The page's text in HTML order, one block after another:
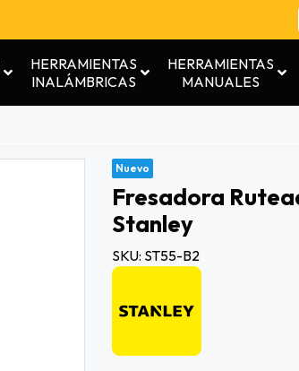
HERRAMIENTAS
INALÁMBRICAS
HERRAMIENTAS
MANUALES
Nuevo
Fresadora
Stanley
SKU: ST55-B2